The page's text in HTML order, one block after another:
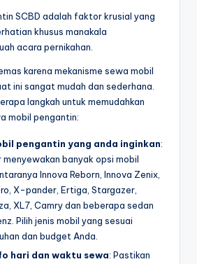
SCBD adalah faktor krusial yang
khusus manakala
acara pernikahan.
karena mekanisme sewa mobil
ini sangat mudah dan sederhana.
langkah untuk memudahkan
mobil pengantin:
pengantin yang anda inginkan:
menyewakan banyak opsi mobil
Innova Reborn, Innova Zenix,
X-pander, Ertiga, Stargazer,
XL7, Camry dan beberapa sedan
Pilih jenis mobil yang sesuai
dan budget Anda.
hari dan waktu sewa: Pastikan